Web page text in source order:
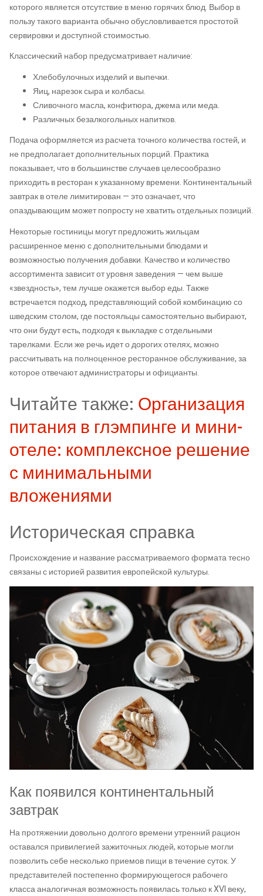
которого является отсутствие в меню горячих блюд. Выбор в
пользу такого варианта обычно обусловливается простотой
сервировки и доступной стоимостью.
Классический набор предусматривает наличие:
Хлебобулочных изделий и выпечки.
Яиц, нарезок сыра и колбасы.
Сливочного масла, конфитюра, джема или меда.
Различных безалкогольных напитков.
Подача оформляется из расчета точного количества гостей, и
не предполагает дополнительных порций. Практика
показывает, что в большинстве случаев целесообразно
приходить в ресторан к указанному времени. Континентальный
завтрак в отеле лимитирован — это означает, что
опаздывающим может попросту не хватить отдельных позиций.
Некоторые гостиницы могут предложить жильцам
расширенное меню с дополнительными блюдами и
возможностью получения добавки. Качество и количество
ассортимента зависит от уровня заведения — чем выше
«звездность», тем лучше окажется выбор еды. Также
встречается подход, представляющий собой комбинацию со
шведским столом, где постояльцы самостоятельно выбирают,
что они будут есть, подходя к выкладке с отдельными
тарелками. Если же речь идет о дорогих отелях, можно
рассчитывать на полноценное ресторанное обслуживание, за
которое отвечают администраторы и официанты.
Читайте также: Организация
питания в глэмпинге и мини-
отеле: комплексное решение
с минимальными
вложениями
Историческая справка
Происхождение и название рассматриваемого формата тесно
связаны с историей развития европейской культуры.
Как появился континентальный
завтрак
На протяжении довольно долгого времени утренний рацион
оставался привилегией зажиточных людей, которые могли
позволить себе несколько приемов пищи в течение суток. У
представителей постепенно формирующегося рабочего
класса аналогичная возможность появилась только к XVI веку,